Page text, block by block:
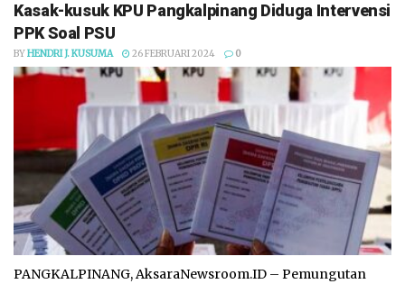
Kasak-kusuk KPU Pangkalpinang Diduga Intervensi
PPK Soal PSU
BYHENDRI J. KUSUMA 26 FEBRUARI 2024 0
PANGKALPINANG, AksaraNewsroom.ID – Pemungutan